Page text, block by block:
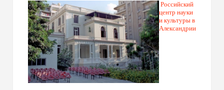
Российский
центр науки
и культуры в
Александрии